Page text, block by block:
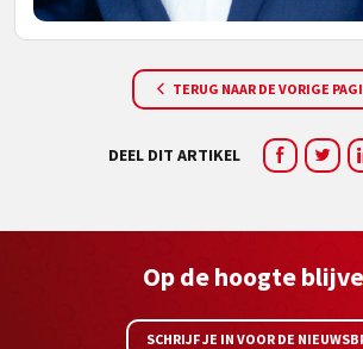
TERUG NAAR DE VORIGE
DEEL DIT ARTIKEL
Op de hoogte
SCHRIJF JE IN VOOR DE